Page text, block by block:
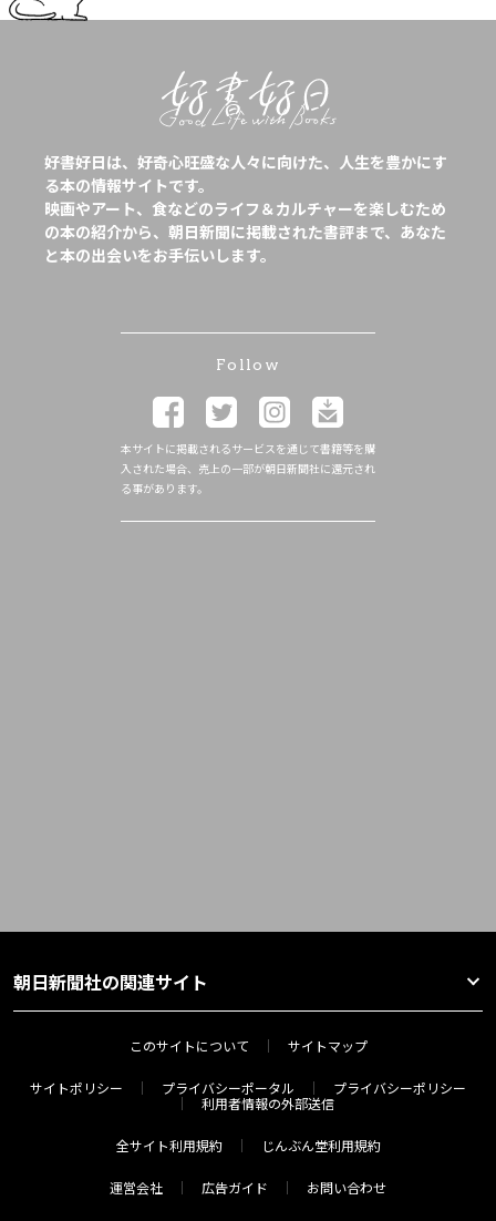
好書好日は、好奇心旺盛な人々に向けた、人生を豊かにす
る本の情報サイトです。
映画やアート、食などのライフ＆カルチャーを楽しむため
の本の紹介から、朝日新聞に掲載された書評まで、あなた
と本の出会いをお手伝いします。
Follow
本サイトに掲載されるサービスを通じて書籍等を購
入された場合、売上の一部が朝日新聞社に還元され
る事があります。
朝日新聞社の関連サイト
このサイトについて サイトマップ
サイトポリシー プライバシーポータル
プライバシーポリシー
利用者情報の外部送信
全サイト利用規約 じんぶん堂利用規約
運営会社 広告ガイド お問い合わせ